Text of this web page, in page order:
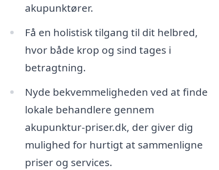
akupunktører.
Få en holistisk tilgang til dit helbred,
hvor både krop og sind tages i
betragtning.
Nyde bekvemmeligheden ved at finde
lokale behandlere gennem
akupunktur-priser.dk, der giver dig
mulighed for hurtigt at sammenligne
priser og services.